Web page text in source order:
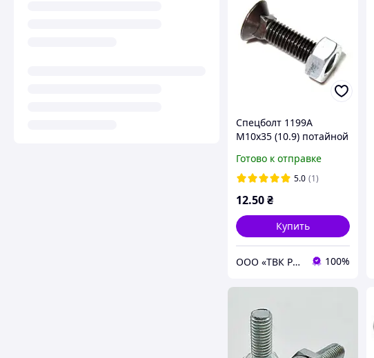
Спецболт 1199A
М10х35 (10.9) потайной
чорн. с гайкой
Готово к отправке
5.0 (1)
12.50₴
Купить
ООО «ТВК Рамос» 100%